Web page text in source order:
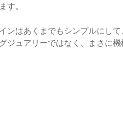
す。
ンはあくまでもシンプルにし
ジュアリーではなく、まさに